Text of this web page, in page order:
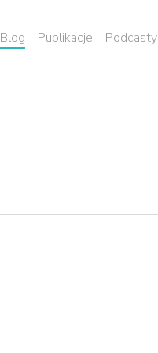
Blog Publikacje Podcasty